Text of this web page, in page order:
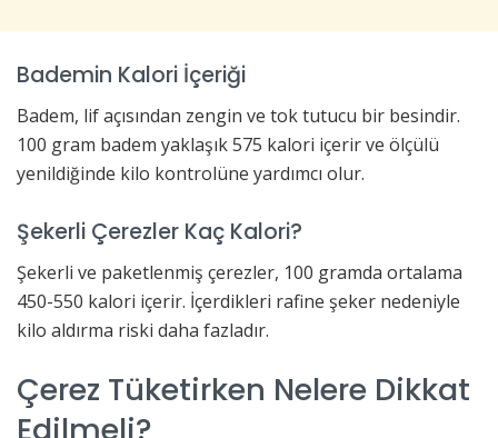
Bademin Kalori İçeriği
Badem, lif açısından zengin ve tok tutucu bir besindir.
100 gram badem yaklaşık 575 kalori içerir ve ölçülü
yenildiğinde kilo kontrolüne yardımcı olur.
Şekerli Çerezler Kaç Kalori?
Şekerli ve paketlenmiş çerezler, 100 gramda ortalama
450-550 kalori içerir. İçerdikleri rafine şeker nedeniyle
kilo aldırma riski daha fazladır.
Çerez Tüketirken Nelere Dikkat